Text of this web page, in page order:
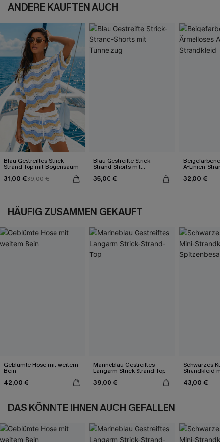
ANDERE KAUFTEN AUCH
Blau Gestreiftes Strick-
Strand-Top mit Bogensaum
31,00 €39,00 €
Blau Gestreifte Strick-
Strand-Shorts mit
35,00 €
A-Linien-
32,00 €
HÄUFIG ZUSAMMEN GEKAUFT
Geblümte Hose mit weitem
Bein
42,00 €
Marineblau Gestreiftes
Langarm Strick-Strand-Top
39,00 €
Schwarzes
Strandkleid
43,00 €
DAS KÖNNTE IHNEN AUCH GEFALLEN